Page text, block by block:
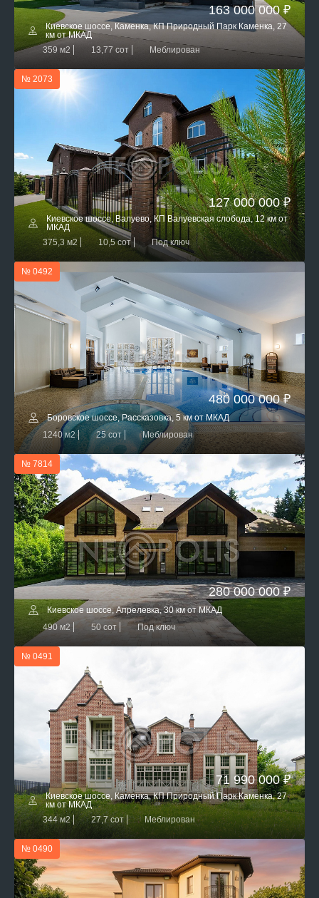
163 000 000 ₽
Киевское шоссе, Каменка, КП Природный Парк Каменка, 27
км от МКАД
359 м2
13,77 сот Меблирован
№ 2073
127 000 000 ₽
Киевское шоссе, Валуево, КП Валуевская слобода, 12 км от
МКАД
375,3 м2
10,5 сот Под ключ
№ 0492
480 000 000 ₽
Боровское шоссе, Рассказовка, 5 км от МКАД
1240 м2
25 сот Меблирован
№ 7814
280 000 000 ₽
Киевское шоссе, Апрелевка, 30 км от МКАД
490 м2
50 сот Под ключ
№ 0491
71 990 000 ₽
Киевское шоссе, Каменка, КП Природный Парк Каменка, 27
км от МКАД
344 м2
27,7 сот Меблирован
№ 0490